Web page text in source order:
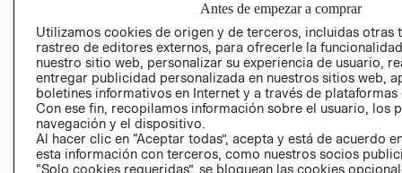
AVISO DE
PRIVACIDAD
GIFT CARD
Antes de empezar a comprar
Utilizamos cookies de origen y de terceros, incluidas otras
rastreo de editores externos, para ofrecerle la
nuestro sitio web, personalizar su experiencia de usuario,
entregar publicidad personalizada en nuestros sitios web,
boletines informativos en Internet y a través de plataformas
Con ese fin, recopilamos información sobre el usuario, los
navegación y el dispositivo.
Al hacer clic en “Aceptar todas”, acepta y está de acuerdo
esta información con terceros, como nuestros socios
“Solo cookies requeridas”, se bloquean las cookies